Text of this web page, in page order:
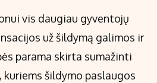
vis daugiau gyventojų
už šildymą galimos ir
parama skirta sumažinti
šildymo paslaugos